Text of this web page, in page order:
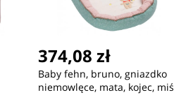
374,08 zł
Baby fehn, bruno, gniazdko
niemowlęce, mata, kojec, miś